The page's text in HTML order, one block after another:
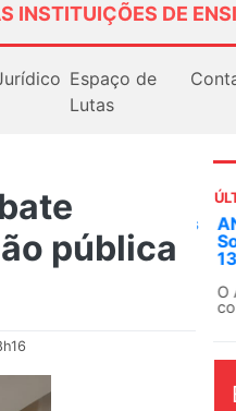
INSTITUIÇÕES DE
Espaço de
Lutas
pública
O